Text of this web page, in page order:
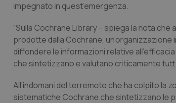
impegnato in quest’emergenza.
“Sulla Cochrane Library – spiega la nota
prodotte dalla Cochrane,
diffondere le informazioni relative
che sintetizzano e valutano criticamente
All’indomani del terremoto che ha colpito la
sistematiche Cochrane che sintetizzano le